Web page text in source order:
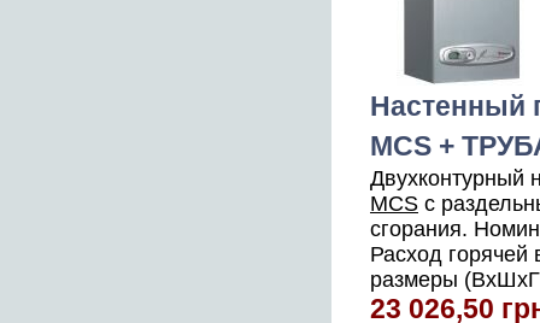
Настенный
MCS +
Двухконтурный
MCS с
сгорания.
Расход
размеры
23 026,50